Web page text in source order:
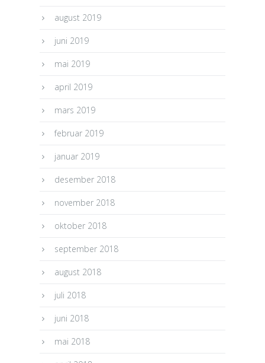
august 2019
juni 2019
mai 2019
april 2019
mars 2019
februar 2019
januar 2019
desember 2018
november 2018
oktober 2018
september 2018
august 2018
juli 2018
juni 2018
mai 2018